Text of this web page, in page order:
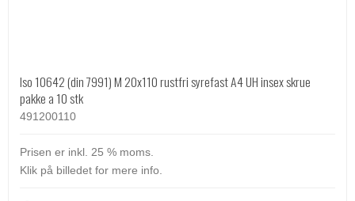
Iso 10642 (din 7991) M 20x110 rustfri syrefast A4 UH insex skrue
pakke a 10 stk
491200110
Prisen er inkl. 25 % moms.
Klik på billedet for mere info.